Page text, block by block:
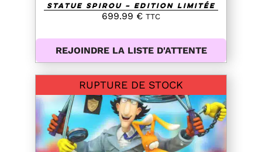
Statue Spirou – Edition Limitée
699.99 € TTC
REJOINDRE LA LISTE D'ATTENTE
RUPTURE DE STOCK